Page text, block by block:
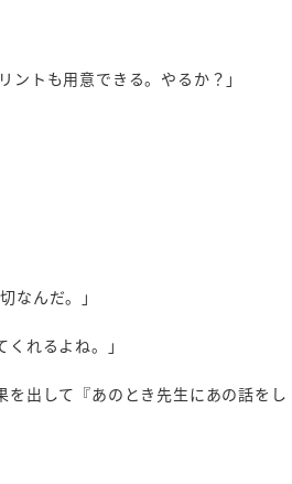
トも用意できる。やるか？」
なんだ。」
れるよね。」
出して『あのとき先生にあの話をし